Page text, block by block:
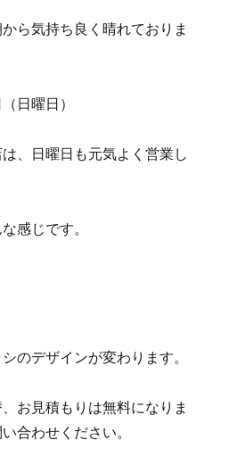
ら気持ち良く晴れておりま
日曜日）
、日曜日も元気よく営業し
感じです。
のデザインが変わります。
お見積もりは無料になりま
合わせください。